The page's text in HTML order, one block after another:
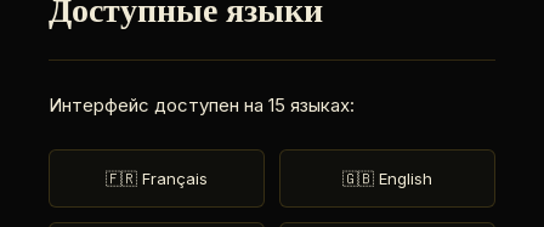
Доступные языки
Интерфейс доступен на 15 языках:
🇫🇷 Français 🇬🇧 English